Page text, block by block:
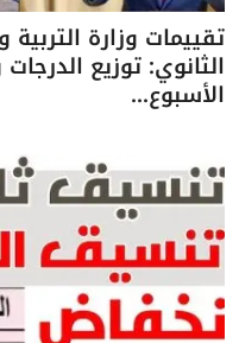
الثانوي: توزيع
الأسبوع...